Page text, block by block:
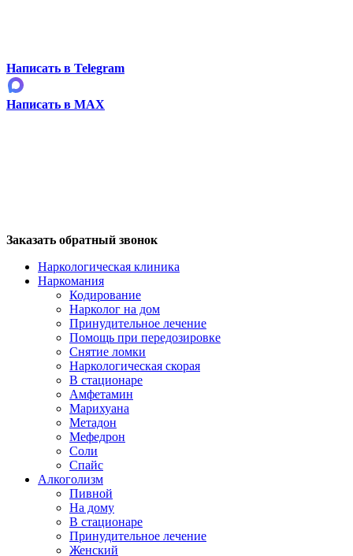
Написать в Telegram
Написать в MAX
Заказать обратный звонок
Наркологическая клиника
Наркомания
Кодирование
Нарколог на дом
Принудительное лечение
Помощь при передозировке
Снятие ломки
Наркологическая скорая
В стационаре
Амфетамин
Марихуана
Метадон
Мефедрон
Соли
Спайс
Алкоголизм
Пивной
На дому
В стационаре
Принудительное лечение
Женский